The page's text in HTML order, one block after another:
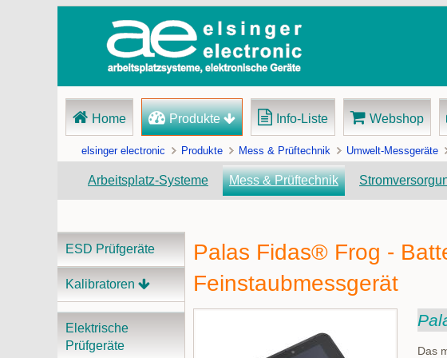
überspringen
Home Produkte Info-Liste Webshop
elsinger electronic Produkte Mess & Prüftechnik Umwelt-Messgeräte
Arbeitsplatz-Systeme Mess & Prüftechnik
Palas Fidas® Frog -
Feinstaubmessgerät
Das
Navigation
überspringen
ESD Prüfgeräte
Kalibratoren
Elektrische
Prüfgeräte